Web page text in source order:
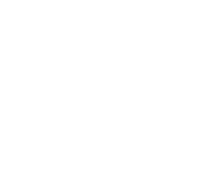
kan
du